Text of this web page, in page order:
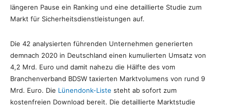
längeren Pause ein Ranking und eine detaillierte Studie zum
Markt für Sicherheitsdienstleistungen auf.
Die 42 analysierten führenden Unternehmen generierten
demnach 2020 in Deutschland einen kumulierten Umsatz von
4,2 Mrd. Euro und damit nahezu die Hälfte des vom
Branchenverband BDSW taxierten Marktvolumens von rund 9
Mrd. Euro. Die Lünendonk-Liste steht ab sofort zum
kostenfreien Download bereit. Die detaillierte Marktstudie